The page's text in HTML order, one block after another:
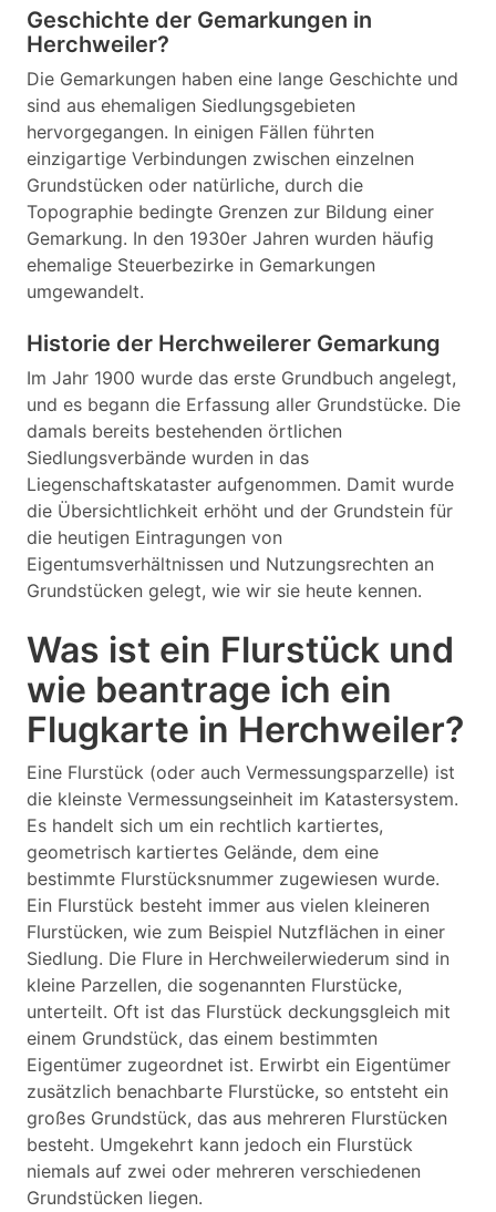
Geschichte der Gemarkungen in
Herchweiler?
Die Gemarkungen haben eine lange Geschichte und
sind aus ehemaligen Siedlungsgebieten
hervorgegangen. In einigen Fällen führten
einzigartige Verbindungen zwischen einzelnen
Grundstücken oder natürliche, durch die
Topographie bedingte Grenzen zur Bildung einer
Gemarkung. In den 1930er Jahren wurden häufig
ehemalige Steuerbezirke in Gemarkungen
umgewandelt.
Historie der Herchweilerer Gemarkung
Im Jahr 1900 wurde das erste Grundbuch angelegt,
und es begann die Erfassung aller Grundstücke. Die
damals bereits bestehenden örtlichen
Siedlungsverbände wurden in das
Liegenschaftskataster aufgenommen. Damit wurde
die Übersichtlichkeit erhöht und der Grundstein für
die heutigen Eintragungen von
Eigentumsverhältnissen und Nutzungsrechten an
Grundstücken gelegt, wie wir sie heute kennen.
Was ist ein Flurstück und
wie beantrage ich ein
Flugkarte in Herchweiler?
Eine Flurstück (oder auch Vermessungsparzelle) ist
die kleinste Vermessungseinheit im Katastersystem.
Es handelt sich um ein rechtlich kartiertes,
geometrisch kartiertes Gelände, dem eine
bestimmte Flurstücksnummer zugewiesen wurde.
Ein Flurstück besteht immer aus vielen kleineren
Flurstücken, wie zum Beispiel Nutzflächen in einer
Siedlung. Die Flure in Herchweilerwiederum sind in
kleine Parzellen, die sogenannten Flurstücke,
unterteilt. Oft ist das Flurstück deckungsgleich mit
einem Grundstück, das einem bestimmten
Eigentümer zugeordnet ist. Erwirbt ein Eigentümer
zusätzlich benachbarte Flurstücke, so entsteht ein
großes Grundstück, das aus mehreren Flurstücken
besteht. Umgekehrt kann jedoch ein Flurstück
niemals auf zwei oder mehreren verschiedenen
Grundstücken liegen.